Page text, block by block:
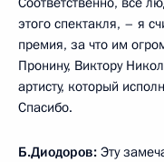
этого спектакля, – я
премия, за что им
Пронину, Виктору
артисту, который
Спасибо.
Б.Диодоров: Эту